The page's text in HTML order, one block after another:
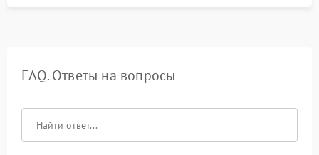
FAQ. Ответы на вопросы